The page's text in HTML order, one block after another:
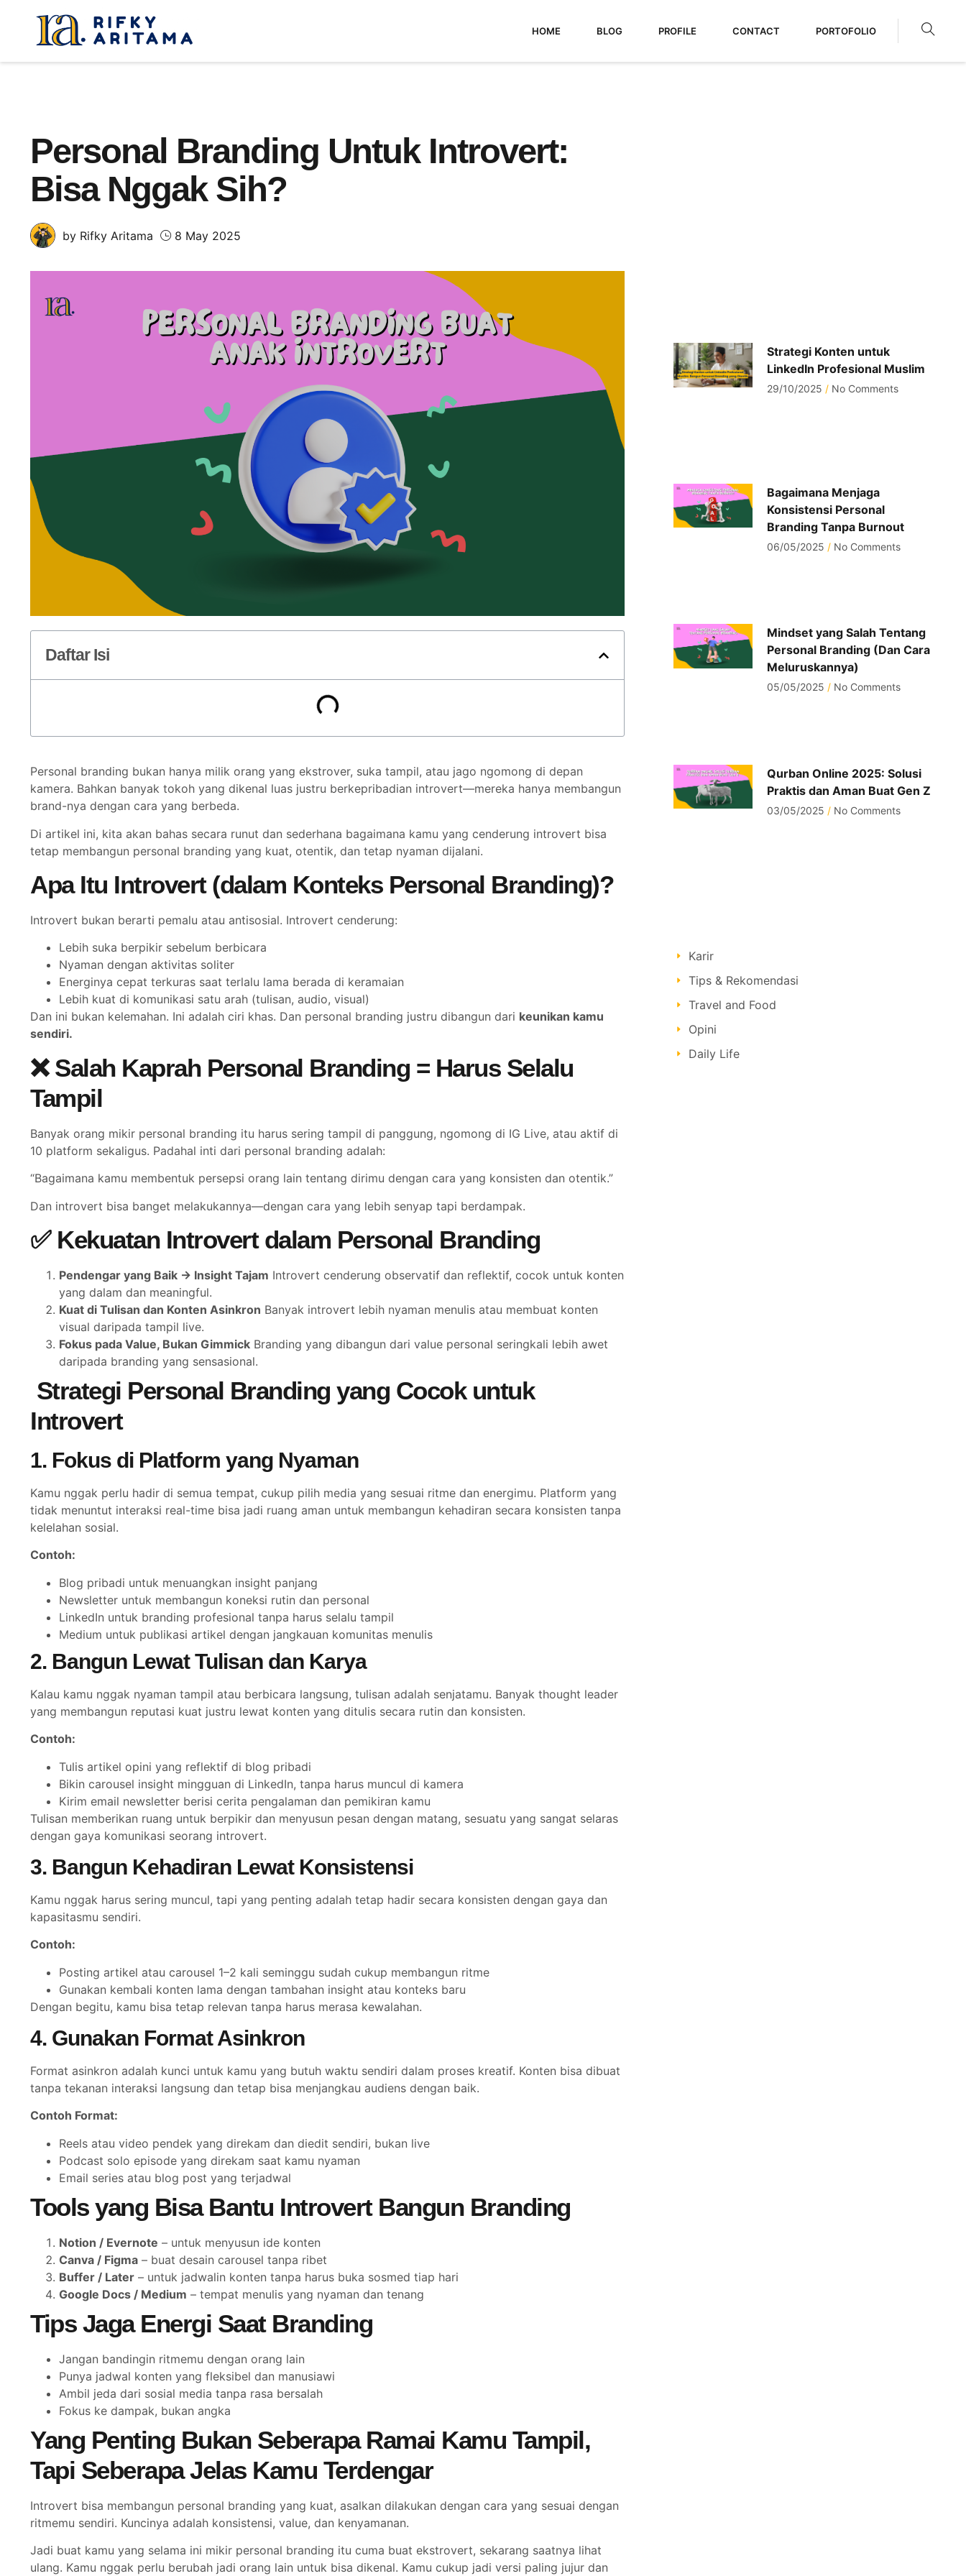
HOME BLOG PROFILE CONTACT PORTOFOLIO
Personal Branding Untuk Introvert:
Bisa Nggak Sih?
by Rifky Aritama 8 May 2025
Daftar Isi
Personal branding bukan hanya milik orang yang ekstrover, suka tampil, atau jago ngomong di depan
kamera. Bahkan banyak tokoh yang dikenal luas justru berkepribadian introvert—mereka hanya membangun
brand-nya dengan cara yang berbeda.
Di artikel ini, kita akan bahas secara runut dan sederhana bagaimana kamu yang cenderung introvert bisa
tetap membangun personal branding yang kuat, otentik, dan tetap nyaman dijalani.
Apa Itu Introvert (dalam Konteks Personal Branding)?
Introvert bukan berarti pemalu atau antisosial. Introvert cenderung:
Lebih suka berpikir sebelum berbicara
Nyaman dengan aktivitas soliter
Energinya cepat terkuras saat terlalu lama berada di keramaian
Lebih kuat di komunikasi satu arah (tulisan, audio, visual)
Dan ini bukan kelemahan. Ini adalah ciri khas. Dan personal branding justru dibangun dari keunikan kamu
sendiri.
❌ Salah Kaprah Personal Branding = Harus Selalu
Tampil
Banyak orang mikir personal branding itu harus sering tampil di panggung, ngomong di IG Live, atau aktif di
10 platform sekaligus. Padahal inti dari personal branding adalah:
“Bagaimana kamu membentuk persepsi orang lain tentang dirimu dengan cara yang konsisten dan otentik.”
Dan introvert bisa banget melakukannya—dengan cara yang lebih senyap tapi berdampak.
✅ Kekuatan Introvert dalam Personal Branding
Pendengar yang Baik → Insight Tajam Introvert cenderung observatif dan reflektif, cocok untuk konten
yang dalam dan meaningful.
Kuat di Tulisan dan Konten Asinkron Banyak introvert lebih nyaman menulis atau membuat konten
visual daripada tampil live.
Fokus pada Value, Bukan Gimmick Branding yang dibangun dari value personal seringkali lebih awet
daripada branding yang sensasional.
Strategi Personal Branding yang Cocok untuk
Introvert
1. Fokus di Platform yang Nyaman
Kamu nggak perlu hadir di semua tempat, cukup pilih media yang sesuai ritme dan energimu. Platform yang
tidak menuntut interaksi real-time bisa jadi ruang aman untuk membangun kehadiran secara konsisten tanpa
kelelahan sosial.
Contoh:
Blog pribadi untuk menuangkan insight panjang
Newsletter untuk membangun koneksi rutin dan personal
LinkedIn untuk branding profesional tanpa harus selalu tampil
Medium untuk publikasi artikel dengan jangkauan komunitas menulis
2. Bangun Lewat Tulisan dan Karya
Kalau kamu nggak nyaman tampil atau berbicara langsung, tulisan adalah senjatamu. Banyak thought leader
yang membangun reputasi kuat justru lewat konten yang ditulis secara rutin dan konsisten.
Contoh:
Tulis artikel opini yang reflektif di blog pribadi
Bikin carousel insight mingguan di LinkedIn, tanpa harus muncul di kamera
Kirim email newsletter berisi cerita pengalaman dan pemikiran kamu
Tulisan memberikan ruang untuk berpikir dan menyusun pesan dengan matang, sesuatu yang sangat selaras
dengan gaya komunikasi seorang introvert.
3. Bangun Kehadiran Lewat Konsistensi
Kamu nggak harus sering muncul, tapi yang penting adalah tetap hadir secara konsisten dengan gaya dan
kapasitasmu sendiri.
Contoh:
Posting artikel atau carousel 1–2 kali seminggu sudah cukup membangun ritme
Gunakan kembali konten lama dengan tambahan insight atau konteks baru
Dengan begitu, kamu bisa tetap relevan tanpa harus merasa kewalahan.
4. Gunakan Format Asinkron
Format asinkron adalah kunci untuk kamu yang butuh waktu sendiri dalam proses kreatif. Konten bisa dibuat
tanpa tekanan interaksi langsung dan tetap bisa menjangkau audiens dengan baik.
Contoh Format:
Reels atau video pendek yang direkam dan diedit sendiri, bukan live
Podcast solo episode yang direkam saat kamu nyaman
Email series atau blog post yang terjadwal
Tools yang Bisa Bantu Introvert Bangun Branding
Notion / Evernote – untuk menyusun ide konten
Canva / Figma – buat desain carousel tanpa ribet
Buffer / Later – untuk jadwalin konten tanpa harus buka sosmed tiap hari
Google Docs / Medium – tempat menulis yang nyaman dan tenang
Tips Jaga Energi Saat Branding
Jangan bandingin ritmemu dengan orang lain
Punya jadwal konten yang fleksibel dan manusiawi
Ambil jeda dari sosial media tanpa rasa bersalah
Fokus ke dampak, bukan angka
Yang Penting Bukan Seberapa Ramai Kamu Tampil,
Tapi Seberapa Jelas Kamu Terdengar
Introvert bisa membangun personal branding yang kuat, asalkan dilakukan dengan cara yang sesuai dengan
ritmemu sendiri. Kuncinya adalah konsistensi, value, dan kenyamanan.
Jadi buat kamu yang selama ini mikir personal branding itu cuma buat ekstrovert, sekarang saatnya lihat
ulang. Kamu nggak perlu berubah jadi orang lain untuk bisa dikenal. Kamu cukup jadi versi paling jujur dan
Strategi Konten untuk
LinkedIn Profesional Muslim
29/10/2025 No Comments
Bagaimana Menjaga
Konsistensi Personal
Branding Tanpa Burnout
06/05/2025 No Comments
Mindset yang Salah Tentang
Personal Branding (Dan Cara
Meluruskannya)
05/05/2025 No Comments
Qurban Online 2025: Solusi
Praktis dan Aman Buat Gen Z
03/05/2025 No Comments
Karir
Tips & Rekomendasi
Travel and Food
Opini
Daily Life